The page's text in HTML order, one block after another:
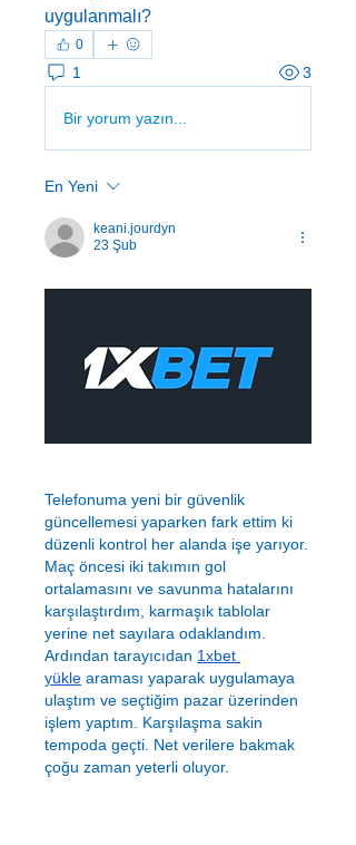
uygulanmalı?
0
1 3
Bir yorum yazın...
En Yeni
keani.jourdyn
23 Şub
Telefonuma yeni bir güvenlik
güncellemesi yaparken fark ettim ki
düzenli kontrol her alanda işe yarıyor.
Maç öncesi iki takımın gol
ortalamasını ve savunma hatalarını
karşılaştırdım, karmaşık tablolar
yerine net sayılara odaklandım.
Ardından tarayıcıdan 1xbet
yükle araması yaparak uygulamaya
ulaştım ve seçtiğim pazar üzerinden
işlem yaptım. Karşılaşma sakin
tempoda geçti. Net verilere bakmak
çoğu zaman yeterli oluyor.